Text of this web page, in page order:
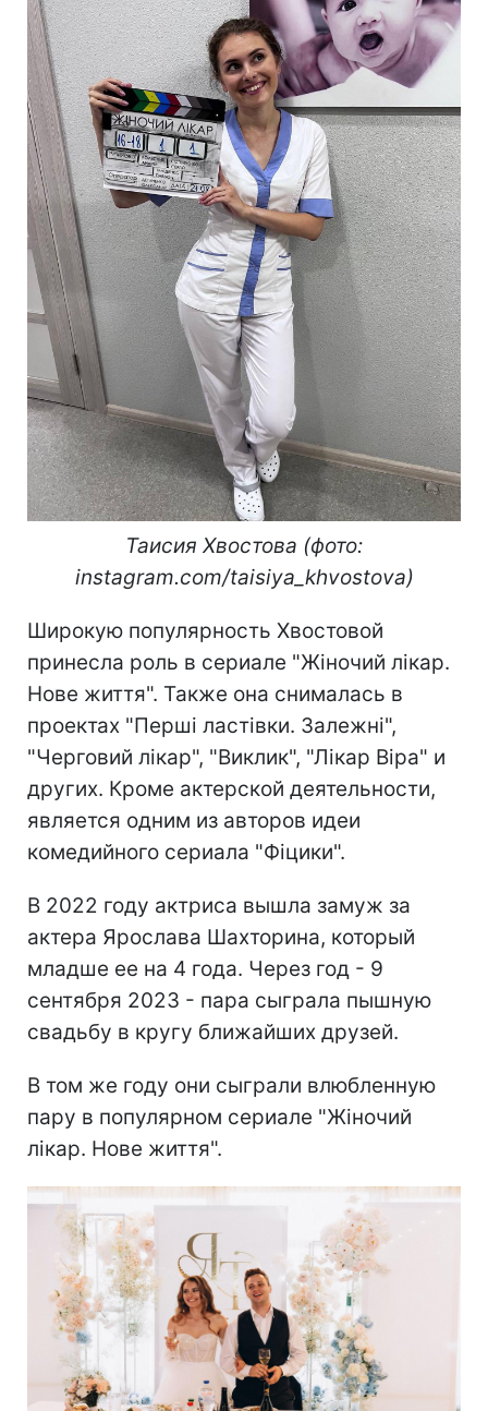
Таисия Хвостова (фото:
instagram.com/taisiya_khvostova)
Широкую популярность Хвостовой
принесла роль в сериале "Жіночий лікар.
Нове життя". Также она снималась в
проектах "Перші ластівки. Залежні",
"Черговий лікар", "Виклик", "Лікар Віра" и
других. Кроме актерской деятельности,
является одним из авторов идеи
комедийного сериала "Фіцики".
В 2022 году актриса вышла замуж за
актера Ярослава Шахторина, который
младше ее на 4 года. Через год - 9
сентября 2023 - пара сыграла пышную
свадьбу в кругу ближайших друзей.
В том же году они сыграли влюбленную
пару в популярном сериале "Жіночий
лікар. Нове життя".